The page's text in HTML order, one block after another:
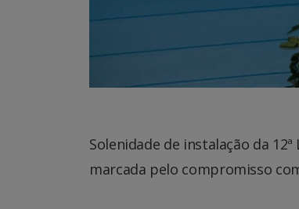
Solenidade de instalação da
marcada pelo compromisso